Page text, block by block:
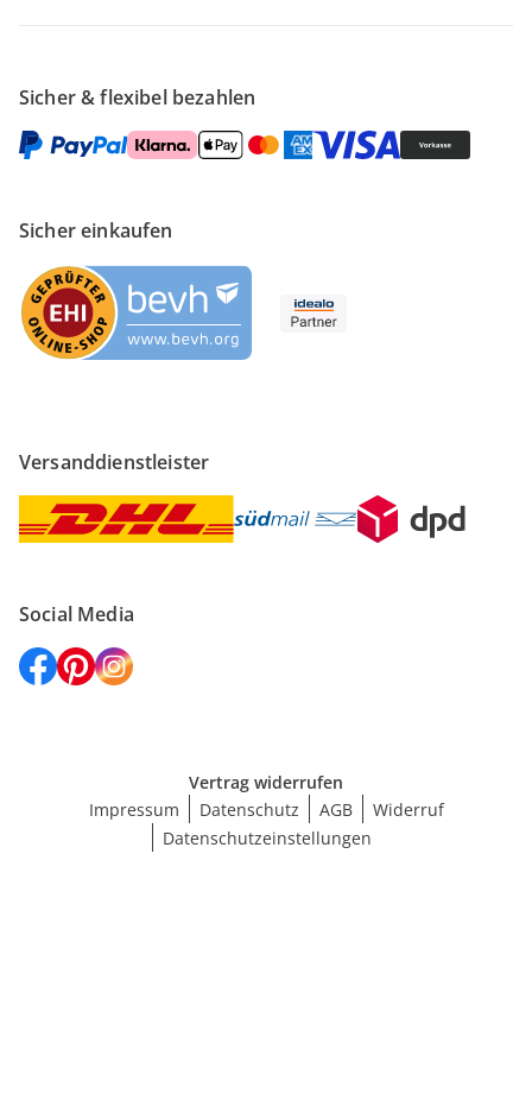
Sicher & flexibel bezahlen
Sicher einkaufen
Versanddienstleister
Social Media
Vertrag widerrufen
Impressum
Datenschutz AGB
Widerruf
Datenschutzeinstellungen